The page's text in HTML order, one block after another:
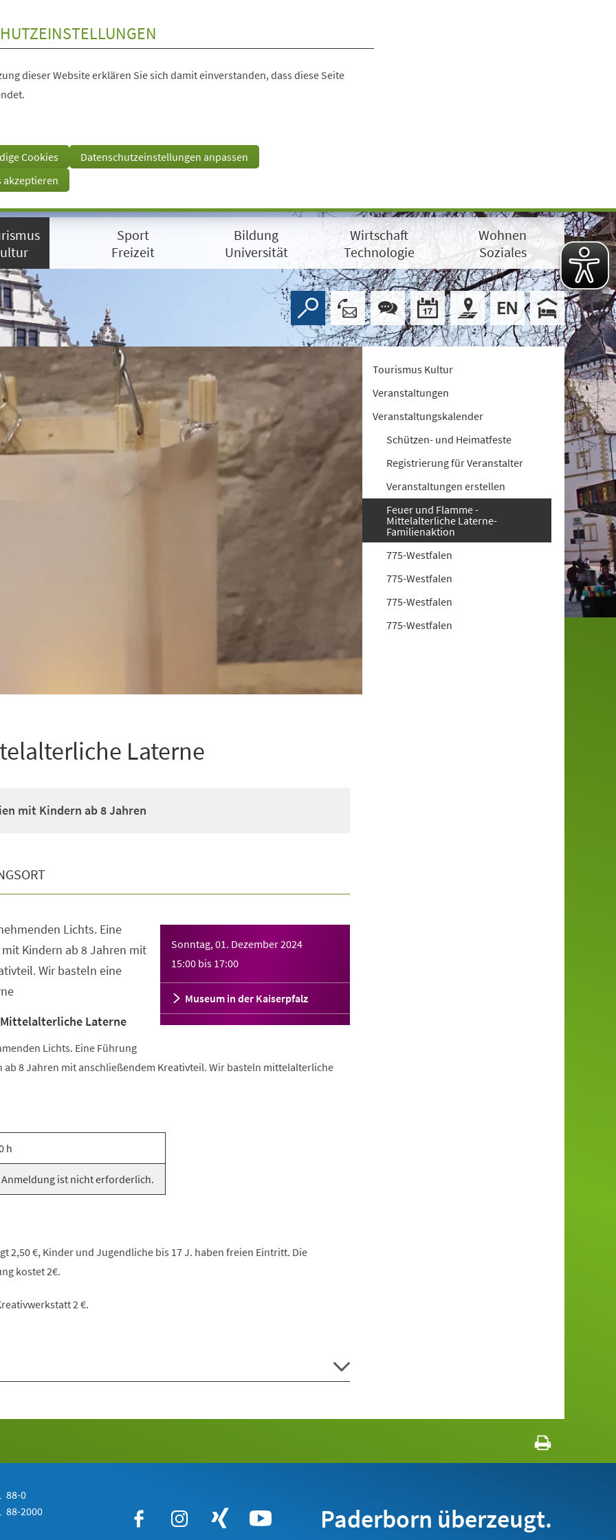
dieser Website erklären Sie sich damit einverstanden, dass diese Seite
Cookies
Datenschutzeinstellungen anpassen
akzeptieren
Sport
Freizeit
Bildung
Universität
Wirtschaft
Technologie
Wohnen
Soziales
Laterne
mit Kindern ab 8 Jahren
Sonntag, 01. Dezember 2024
15:00 bis 17:00
Museum in der Kaiserpfalz
Lichts. Eine
Kindern ab 8 Jahren mit
Wir basteln eine
Laterne
Lichts. Eine Führung
8 Jahren mit anschließendem Kreativteil. Wir basteln mittelalterliche
h
Anmeldung ist nicht erforderlich.
2,50 €, Kinder und Jugendliche bis 17 J. haben freien Eintritt. Die
kostet 2€.
2 €.
Tourismus Kultur
Veranstaltungen
Veranstaltungskalender
Schützen- und Heimatfeste
Registrierung für Veranstalter
Veranstaltungen erstellen
Feuer und Flamme -
Mittelalterliche Laterne-
Familienaktion
775-Westfalen
775-Westfalen
775-Westfalen
775-Westfalen
88-0
88-2000
Paderborn überzeugt.